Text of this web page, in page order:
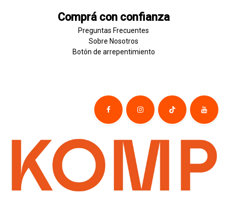
Comprá con confianza
Preguntas Frecuentes
Sobre Nosotros
Botón de ​arrepentim​​​iento